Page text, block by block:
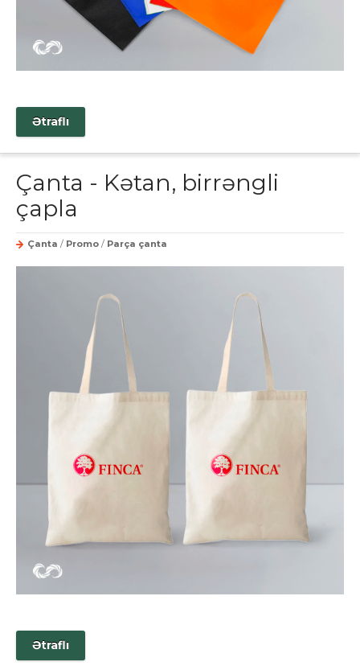
Ətraflı
Çanta - Kətan, birrəngli
çapla
Çanta / Promo / Parça çanta
Ətraflı